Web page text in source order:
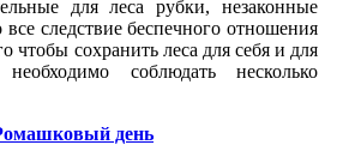
для леса рубки, незаконные
следствие беспечного отношения
чтобы сохранить леса для себя и для
соблюдать несколько
день